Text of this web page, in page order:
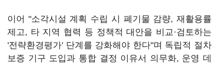
이어 "소각시설 계획 수립 시 폐기물 감량, 재활용률
제고, 타 지역 협력 등 정책적 대안을 비교·검토하는
'전략환경평가' 단계를 강화해야 한다"며 독립적 절차
보증 기구 도입과 통합 결정 이유서 의무화, 운영 데